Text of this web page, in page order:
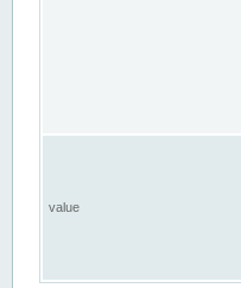
value